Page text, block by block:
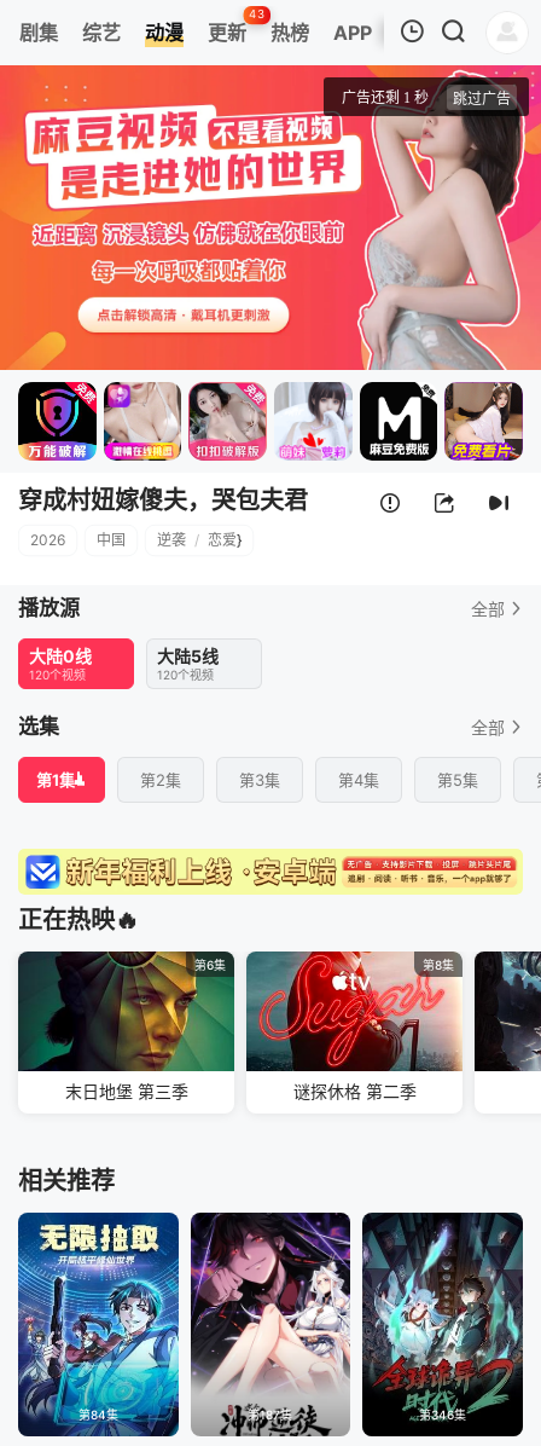
剧集 综艺 动漫 更新
43
热榜 APP
第1集
穿成村妞嫁傻夫，哭包夫君黏上我
清空
穿成村妞嫁傻夫，哭包夫君
2026 中国 逆袭 / 恋爱}
播放源 全部
大陆0线
120个视频
大陆5线
120个视频
选集 全部
第1集 第2集 第3集 第4集 第5集
正在热映🔥
第6集
末日地堡 第三季
第8集
谜探休格 第二季
相关推荐
第84集 第187集 第346集